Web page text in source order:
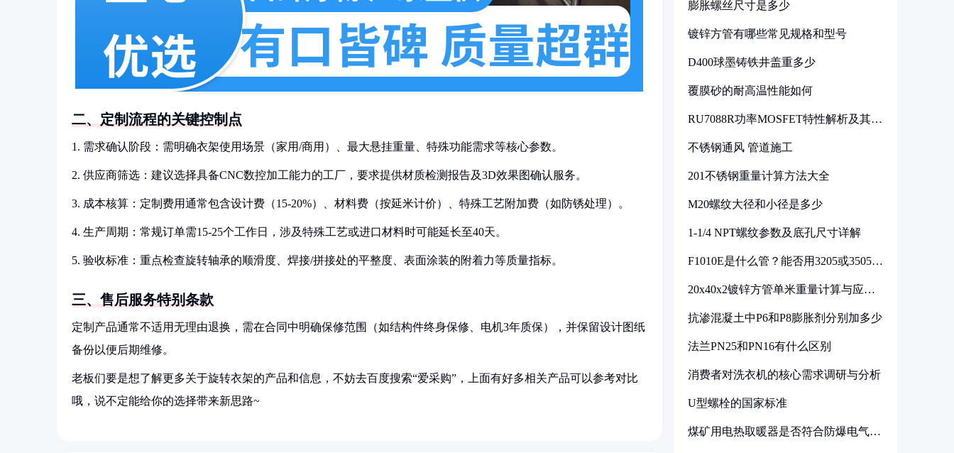
二、定制流程的关键控制点
1. 需求确认阶段：需明确衣架使用场景（家用/商用）、最大悬挂重量、特殊功能需求等核心参数。
2. 供应商筛选：建议选择具备CNC数控加工能力的工厂，要求提供材质检测报告及3D效果图确认服务。
3. 成本核算：定制费用通常包含设计费（15-20%）、材料费（按延米计价）、特殊工艺附加费（如防锈处理）。
4. 生产周期：常规订单需15-25个工作日，涉及特殊工艺或进口材料时可能延长至40天。
5. 验收标准：重点检查旋转轴承的顺滑度、焊接/拼接处的平整度、表面涂装的附着力等质量指标。
三、售后服务特别条款
定制产品通常不适用无理由退换，需在合同中明确保修范围（如结构件终身保修、电机3年质保），并保留设计图纸
备份以便后期维修。
老板们要是想了解更多关于旋转衣架的产品和信息，不妨去百度搜索“爱采购”，上面有好多相关产品可以参考对比
哦，说不定能给你的选择带来新思路~
膨胀螺丝尺寸是多少
镀锌方管有哪些常见规格和型号
D400球墨铸铁井盖重多少
覆膜砂的耐高温性能如何
RU7088R功率MOSFET特性解析及其在
不锈钢通风 管道施工
201不锈钢重量计算方法大全
M20螺纹大径和小径是多少
1-1/4 NPT螺纹参数及底孔尺寸详解
F1010E是什么管？能否用3205或3505代
20x40x2镀锌方管单米重量计算与应用
抗渗混凝土中P6和P8膨胀剂分别加多少
法兰PN25和PN16有什么区别
消费者对洗衣机的核心需求调研与分析
U型螺栓的国家标准
煤矿用电热取暖器是否符合防爆电气设